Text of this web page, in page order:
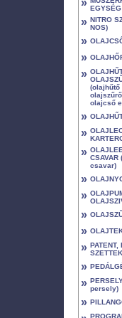
»
» NITRO
NOS)
»
»
»
(olajhűtő
olajcső
»
»
»
csavar)
»
»
»
»
» PATENT,
SZETTEK
»
» persely)
»